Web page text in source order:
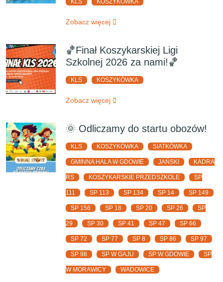
KLS KOSZYKÓWKA
Zobacz więcej
🏀Finał Koszykarskiej Ligi
Szkolnej 2026 za nami!🏀
KLS KOSZYKÓWKA
Zobacz więcej
🌞 Odliczamy do startu obozów!
KLS KOSZYKÓWKA SIATKÓWKA
GMINNA HALA W GDOWIE JAŃSKI KADRA
RS KOSZYKARSKIE PRZEDSZKOLE SP
111 SP 113 SP 134 SP 14 SP 149
SP 156 SP 18 SP 20 SP 26 SP
29 SP 30 SP 41 SP 47 SP 66
SP 72 SP 77 SP 8 SP 86 SP 97
SP 98 SP W GAJU SP W GDOWIE SP
W MORAWICY WADOWICE